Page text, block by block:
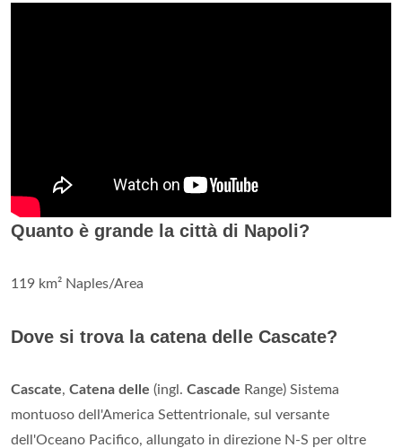
Quanto è grande la città di Napoli?
119 km² Naples/Area
Dove si trova la catena delle Cascate?
Cascate, Catena delle (ingl. Cascade Range) Sistema
montuoso dell'America Settentrionale, sul versante
dell'Oceano Pacifico, allungato in direzione N-S per oltre